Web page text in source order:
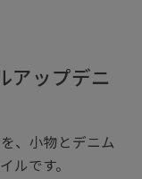
アップデニ
、小物とデニム
ルです。